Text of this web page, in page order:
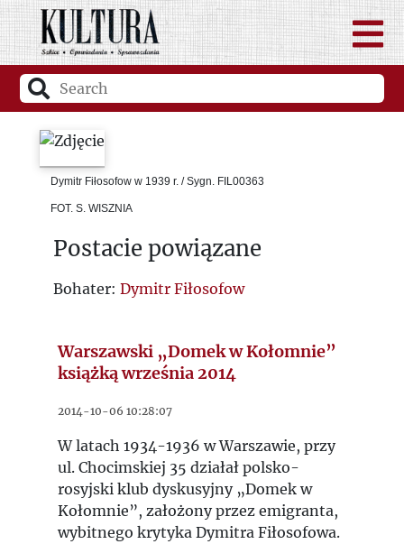
Dymitr Fiłosofow w 1939 r. / Sygn. FIL00363
FOT. S. WISZNIA
Postacie powiązane
Bohater: Dymitr Fiłosofow
Warszawski „Domek w Kołomnie”
książką września 2014
2014-10-06 10:28:07
W latach 1934-1936 w Warszawie, przy
ul. Chocimskiej 35 działał polsko-
rosyjski klub dyskusyjny „Domek w
Kołomnie”, założony przez emigranta,
wybitnego krytyka Dymitra Fiłosofowa.